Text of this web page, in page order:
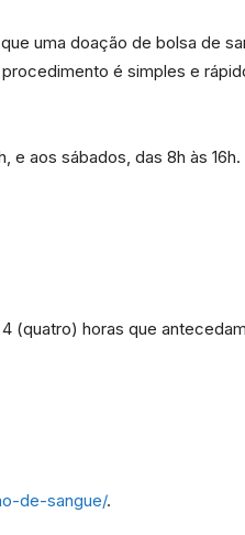
uma doação de bolsa de
é simples e
aos sábados, das 8h às
horas que
de-sangue/.